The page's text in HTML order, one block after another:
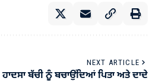
NEXT ARTICLE
ਬੱਚੀ ਨੂੰ ਬਚਾਉਂਦਿਆਂ ਪਿਤਾ ਅਤੇ ਦਾਦੇ